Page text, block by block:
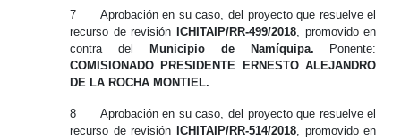
7 Aprobaciónen su caso,del proyecto que resuelve el
recurso de revisión ICHITAIP/RR-499/2018, promovido en
contra del Municipio de Namíquipa. Ponente:
COMISIONADO PRESIDENTE ERNESTO ALEJANDRO
DE LA ROCHA MONTIEL.
8 Aprobaciónen su caso,del proyecto que resuelve el
recurso de revisión ICHITAIP/RR-514/2018, promovido en